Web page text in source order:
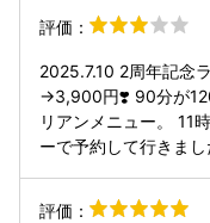
段は、料理以外の付
が無難かもね。 シェ
いくと「うーん」っ
内、大きな窓から桜
員の接客サービス。
行けば、まぁ流石シ
評価：
2025.7.10 2周年記念
→3,900円❣️ 90分が
リアンメニュー。 11
ーで予約して行きました♪ 初シェラトンブッフェ。
象でした。 案内され
評価：